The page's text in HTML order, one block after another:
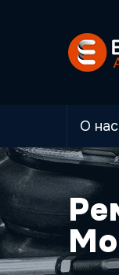
О нас